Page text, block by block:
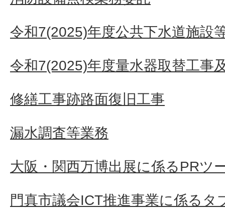
令和7(2025)年度公共下水道施設
令和7(2025)年度量水器取替工事
修繕工事跡路面復旧工事
漏水調査等業務
大阪・関西万博出展に係るPRツ
門真市議会ICT推進事業に係るタ